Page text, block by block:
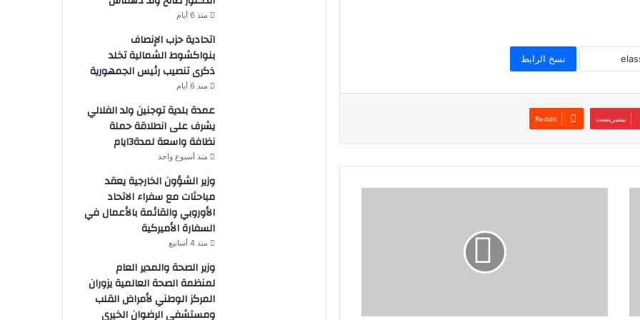
نسخ الرابط
بينتيريست
منذ 6 أيام
اتحادية حزب الإنصاف
بنواكشوط الشمالية تخلد
ذكرى تنصيب رئيس الجمهورية
منذ 6 أيام
عمدة بلدية توجنين ولد الفلالي
يشرف على انطلاقة حملة
نظافة واسعة لمدة3ايام
منذ أسبوع واحد
وزير الشؤون الخارجية يعقد
مباحثات مع سفراء الاتحاد
الأوروبي والقائمة بالأعمال في
السفارة الأميركية
منذ 4 أسابيع
وزير الصحة والمدير العام
لمنظمة الصحة العالمية يزوران
المركز الوطني لأمراض القلب
ومستشفى الرضوان الخيري